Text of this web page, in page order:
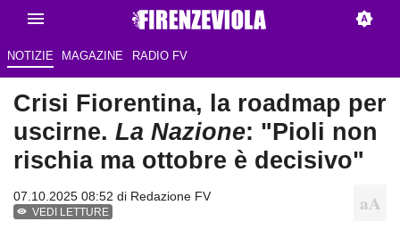
NOTIZIE MAGAZINE RADIO FV
Crisi Fiorentina, la roadmap per
uscirne. La Nazione: "Pioli non
rischia ma ottobre è decisivo"
07.10.2025 08:52 di Redazione FV
VEDI LETTURE